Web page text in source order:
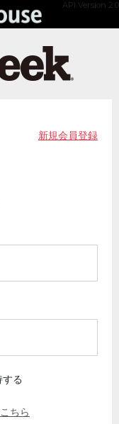
API Version 2.0
新規会員登録
る
ちら